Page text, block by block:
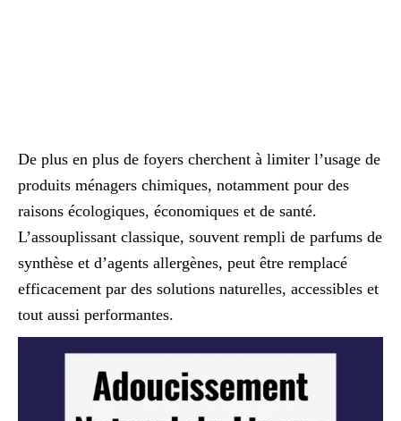
De plus en plus de foyers cherchent à limiter l’usage de
produits ménagers chimiques, notamment pour des
raisons écologiques, économiques et de santé.
L’assouplissant classique, souvent rempli de parfums de
synthèse et d’agents allergènes, peut être remplacé
efficacement par des solutions naturelles, accessibles et
tout aussi performantes.